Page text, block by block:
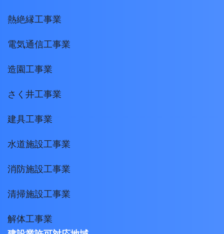
熱絶縁工事業
電気通信工事業
造園工事業
さく井工事業
建具工事業
水道施設工事業
消防施設工事業
清掃施設工事業
解体工事業